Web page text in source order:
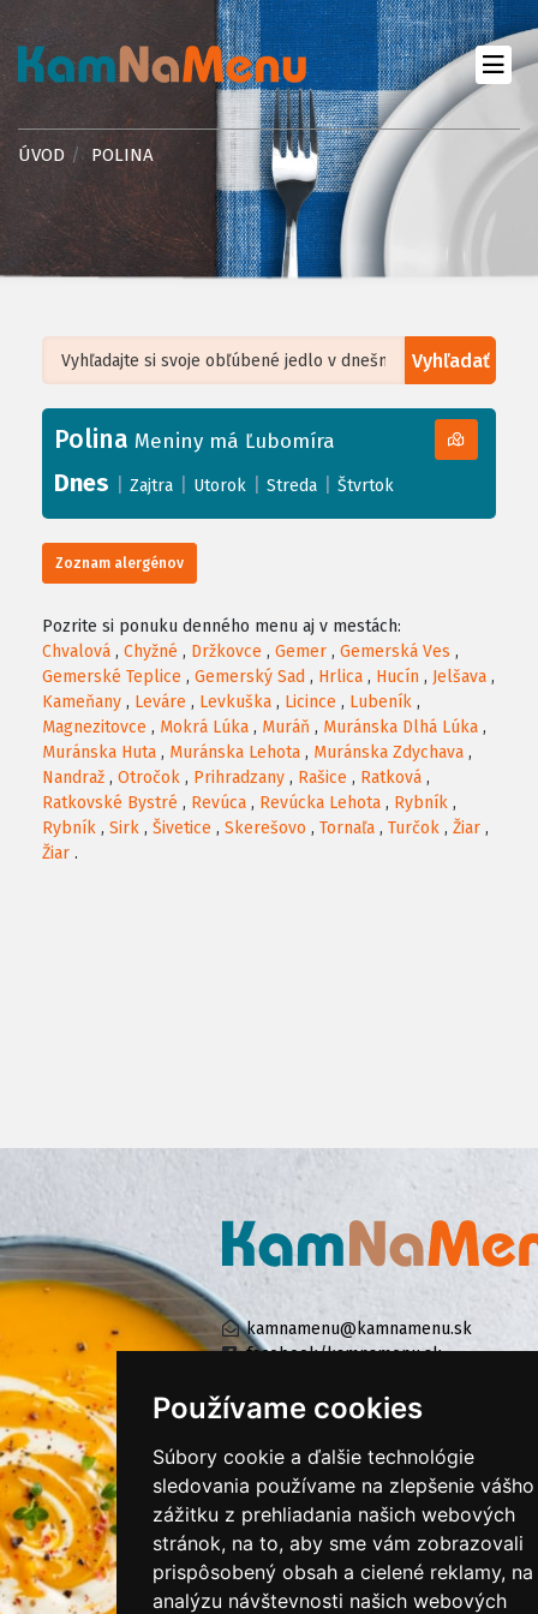
Používame cookies
Súbory cookie a ďalšie technológie
sledovania používame na zlepšenie vášho
zážitku z prehliadania našich webových
stránok, na to, aby sme vám zobrazovali
prispôsobený obsah a cielené reklamy, na
analýzu návštevnosti našich webových
ÚVOD POLINA
Vyhľadať
+
−
Leaflet| ©OpenStreetMap, Tiles courtesy ofHumanitarian OpenStreetMap
Polina Meniny má Ľubomíra
Dnes Zajtra Utorok Streda Štvrtok
Zoznam alergénov
Pozrite si ponuku denného menu aj v mestách:
Chvalová , Chyžné , Držkovce , Gemer , Gemerská Ves ,
Gemerské Teplice , Gemerský Sad , Hrlica , Hucín , Jelšava ,
Kameňany , Leváre , Levkuška , Licince , Lubeník ,
Magnezitovce , Mokrá Lúka , Muráň , Muránska Dlhá Lúka ,
Muránska Huta , Muránska Lehota , Muránska Zdychava ,
Nandraž , Otročok , Prihradzany , Rašice , Ratková ,
Ratkovské Bystré , Revúca , Revúcka Lehota , Rybník ,
Rybník , Sirk , Šivetice , Skerešovo , Tornaľa , Turčok , Žiar ,
Žiar .
kamnamenu@kamnamenu.sk
facebook/kamnamenu.sk
KONTAKTUJTE NÁS
PRIHLÁSIŤ SA DO ZÁKAZNÍCKEJ ZÓNY